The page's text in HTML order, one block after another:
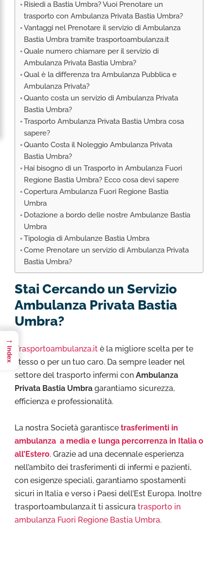
RIMPATRIO SANITARIO ITALIA
AMBULANZA SET CINEMATOGRAFICI
VOLO SANITARIO
TRASPORTO SANITARIO: VOLI DI LINEA,
ELIAMBULANZA ED AMBULANZA
TRASPORTO ECMO O CIRCOLAZIONE
EXTRACORPOREA
TRASPORTO PER NEONATI E PEDIATRICO
Risiedi a Bastia Umbra? Vuoi Prenotare un
trasporto con Ambulanza Privata Bastia Umbra?
Vantaggi nel Prenotare il servizio di Ambulanza
Bastia Umbra tramite trasportoambulanza.it
Quale numero chiamare per il servizio di
Ambulanza Privata Bastia Umbra?
Qual è la differenza tra Ambulanza Pubblica e
Ambulanza Privata?
Quanto costa un servizio di Ambulanza Privata
Bastia Umbra?
Trasporto Ambulanza Privata Bastia Umbra cosa
sapere?
Quanto Costa il Noleggio Ambulanza Privata
Bastia Umbra?
Hai bisogno di un Trasporto in Ambulanza Fuori
Regione Bastia Umbra? Ecco cosa devi sapere
Copertura Ambulanza Fuori Regione Bastia
Umbra
Dotazione a bordo delle nostre Ambulanze Bastia
Umbra
Tipologia di Ambulanze Bastia Umbra
Come Prenotare un servizio di Ambulanza Privata
Bastia Umbra?
Stai Cercando un Servizio
Ambulanza Privata Bastia
Umbra?
Trasportoambulanza.it è la migliore scelta per te
stesso o per un tuo caro. Da sempre leader nel
settore del trasporto infermi con Ambulanza
Privata Bastia Umbra garantiamo sicurezza,
efficienza e professionalità.
La nostra Società garantisce trasferimenti in
ambulanza a media e lunga percorrenza in Italia o
all’Estero. Grazie ad una decennale esperienza
nell’ambito dei trasferimenti di infermi e pazienti,
con esigenze speciali, garantiamo spostamenti
sicuri in Italia e verso i Paesi dell’Est Europa. Inoltre
trasportoambulanza.it ti assicura trasporto in
ambulanza Fuori Regione Bastia Umbra.
→
Index